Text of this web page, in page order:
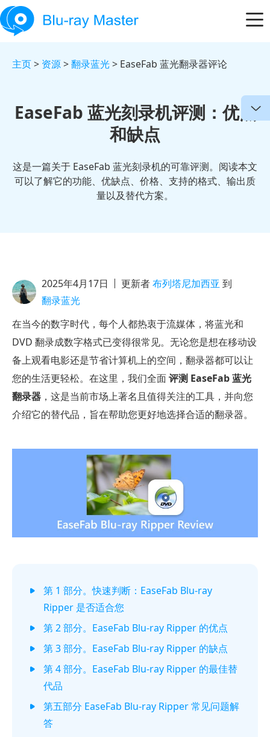
主页> 资源>翻录蓝光> EaseFab 蓝光翻录器评论
EaseFab 蓝光刻录机评测：优点
和缺点
这是一篇关于 EaseFab 蓝光刻录机的可靠评测。阅读本文
可以了解它的功能、优缺点、价格、支持的格式、输出质
量以及替代方案。
2025年4月17日 更新者布列塔尼加西亚 到
翻录蓝光
在当今的数字时代，每个人都热衷于流媒体，将蓝光和
DVD 翻录成数字格式已变得很常见。无论您是想在移动设
备上观看电影还是节省计算机上的空间，翻录器都可以让
您的生活更轻松。在这里，我们全面评测 EaseFab 蓝光
翻录器 ，这是当前市场上著名且值得关注的工具，并向您
介绍它的替代品，旨在帮助您更好地选择合适的翻录器。
第 1 部分。快速判断：EaseFab Blu-ray
Ripper 是否适合您
第 2 部分。EaseFab Blu-ray Ripper 的优点
第 3 部分。EaseFab Blu-ray Ripper 的缺点
第 4 部分。EaseFab Blu-ray Ripper 的最佳替
代品
第五部分 EaseFab Blu-ray Ripper 常见问题解
答